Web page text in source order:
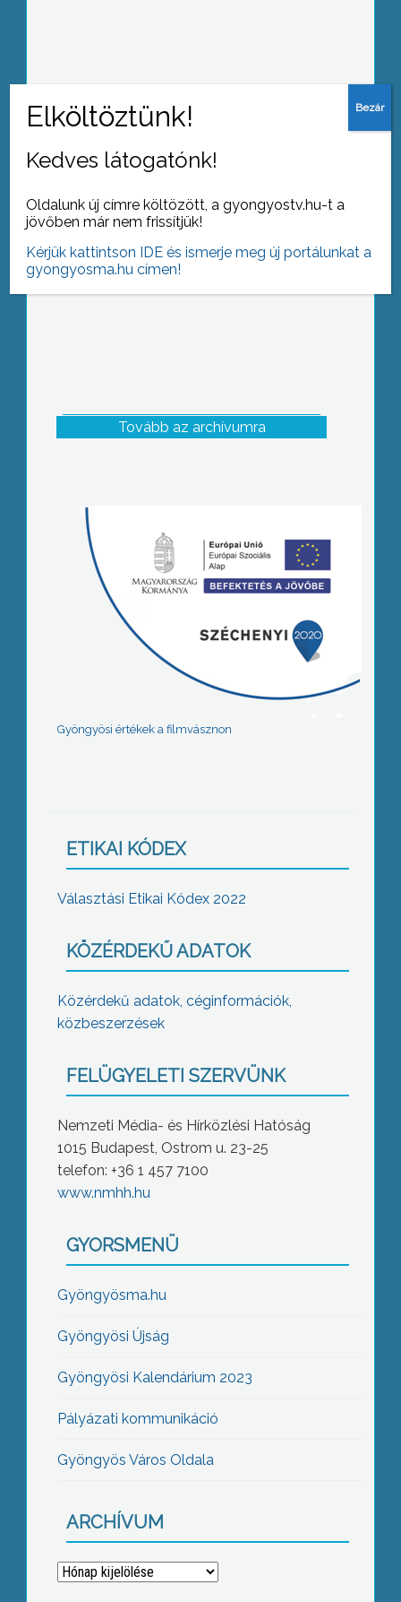
Már hagyomány, hogy ősszel
városunkba
Tovább az archívumra
Gyöngyösi értékek a filmvásznon
ETIKAI KÓDEX
Választási Etikai Kódex 2022
KÖZÉRDEKŰ ADATOK
Közérdekű adatok, céginformációk,
közbeszerzések
FELÜGYELETI SZERVÜNK
Nemzeti Média- és Hírközlési Hatóság
1015 Budapest, Ostrom u. 23-25
telefon: +36 1 457 7100
www.nmhh.hu
GYORSMENÜ
Gyöngyösma.hu
Gyöngyösi Újság
Gyöngyösi Kalendárium 2023
Pályázati kommunikáció
Gyöngyös Város Oldala
ARCHÍVUM
Archívum
Kedves látogatónk!
Oldalunk új címre költözött, a gyongyostv.hu-t a
jövőben már nem frissítjük!
Kérjük kattintson IDE és ismerje meg új portálunkat a
gyongyosma.hu címen!